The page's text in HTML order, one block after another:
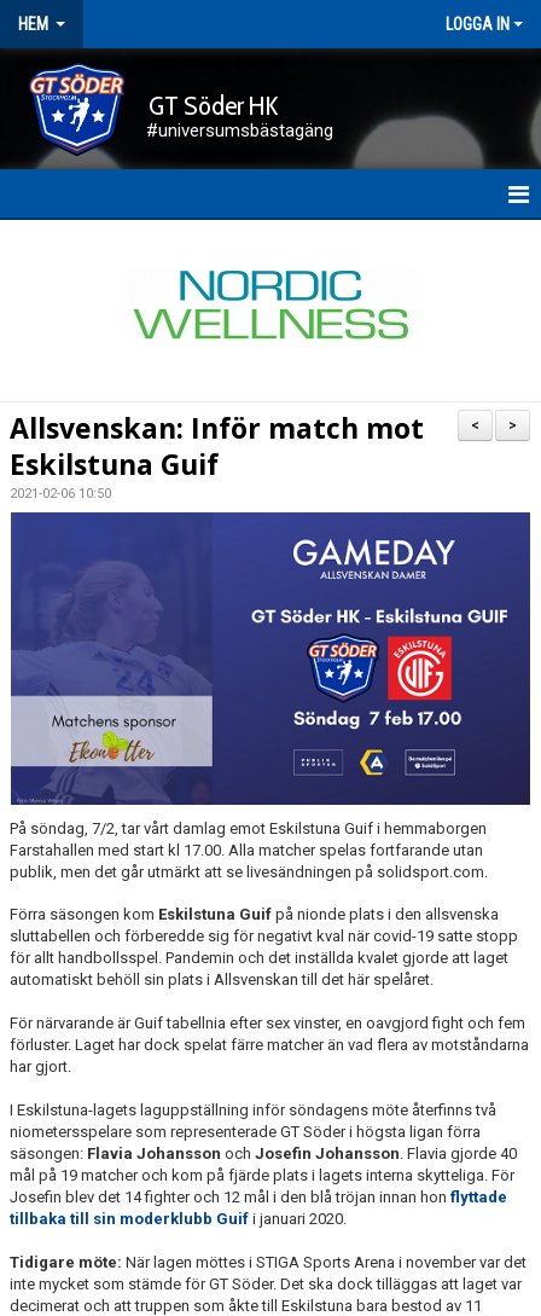
HEM LOGGA IN
GT Söder HK
#universumsbästagäng
KONTAKT
EKEN CUP
>
<
Allsvenskan: Inför match mot
Eskilstuna Guif
2021-02-06 10:50
På söndag, 7/2, tar vårt damlag emot Eskilstuna Guif i hemmaborgen
Farstahallen med start kl 17.00. Alla matcher spelas fortfarande utan
publik, men det går utmärkt att se livesändningen på solidsport.com.
Förra säsongen kom Eskilstuna Guif på nionde plats i den allsvenska
sluttabellen och förberedde sig för negativt kval när covid-19 satte stopp
för allt handbollsspel. Pandemin och det inställda kvalet gjorde att laget
automatiskt behöll sin plats i Allsvenskan till det här spelåret.
För närvarande är Guif tabellnia efter sex vinster, en oavgjord fight och fem
förluster. Laget har dock spelat färre matcher än vad flera av motståndarna
har gjort.
I Eskilstuna-lagets laguppställning inför söndagens möte återfinns två
niometersspelare som representerade GT Söder i högsta ligan förra
säsongen: Flavia Johansson och Josefin Johansson . Flavia gjorde 40
mål på 19 matcher och kom på fjärde plats i lagets interna skytteliga. För
Josefin blev det 14 fighter och 12 mål i den blå tröjan innan hon flyttade
tillbaka till sin moderklubb Guif i januari 2020.
Tidigare möte: När lagen möttes i STIGA Sports Arena i november var det
inte mycket som stämde för GT Söder. Det ska dock tilläggas att laget var
decimerat och att truppen som åkte till Eskilstuna bara bestod av 11